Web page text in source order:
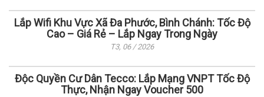
Lắp Wifi Khu Vực Xã Đa Phước, Bình Chánh: Tốc Độ
Cao – Giá Rẻ – Lắp Ngay Trong Ngày
T3, 06 / 2026
Độc Quyền Cư Dân Tecco: Lắp Mạng VNPT Tốc Độ
Thực, Nhận Ngay Voucher 500